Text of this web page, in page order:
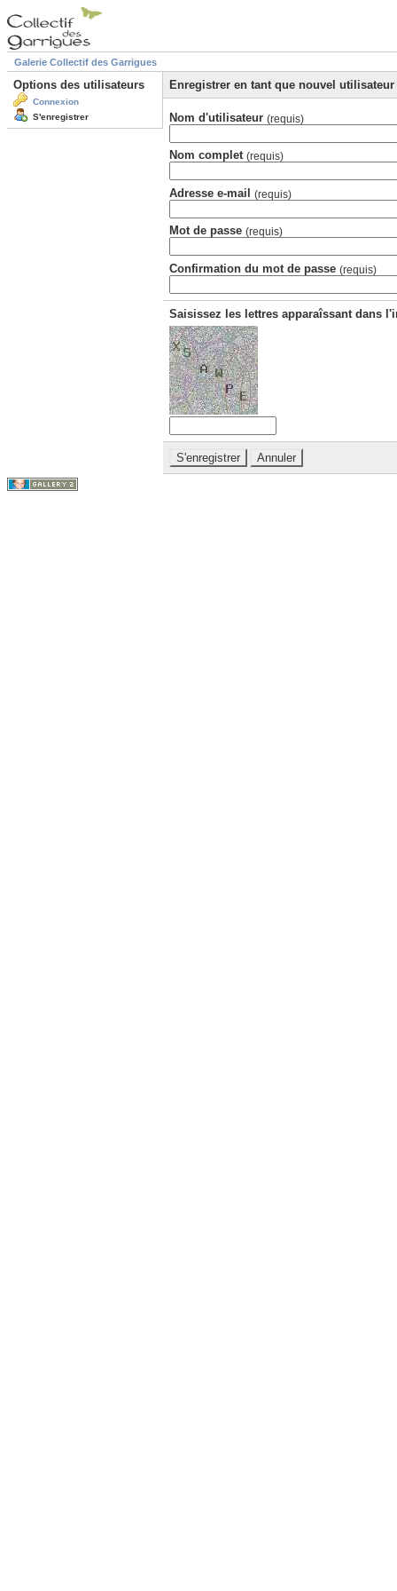
Galerie Collectif des Garrigues
Options des utilisateurs
Connexion
S'enregistrer
Enregistrer en tant que nouvel utilisateur
Nom d'utilisateur (requis)
Nom complet (requis)
Adresse e-mail (requis)
Mot de passe (requis)
Confirmation du mot de passe (requis)
Saisissez les lettres apparaîssant dans